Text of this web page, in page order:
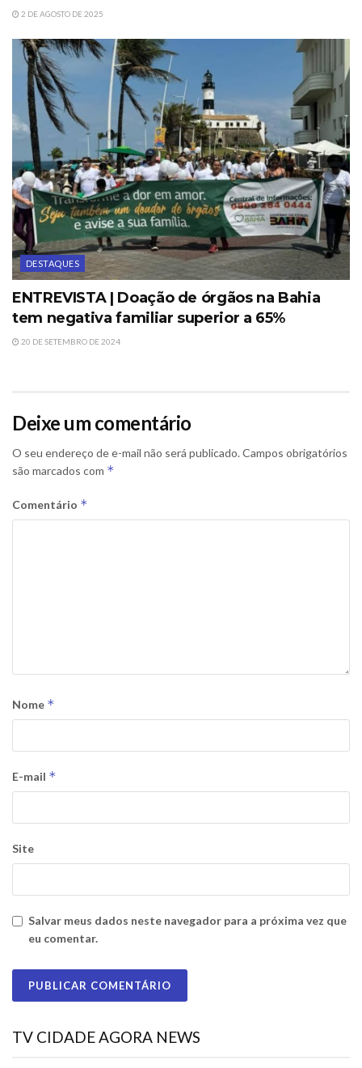
2 DE AGOSTO DE 2025
DESTAQUES
ENTREVISTA | Doação de órgãos na Bahia
tem negativa familiar superior a 65%
20 DE SETEMBRO DE 2024
Deixe um comentário
O seu endereço de e-mail não será publicado.Campos obrigatórios
são marcados com *
Comentário *
Nome *
E-mail *
Site
Salvar meus dados neste navegador para a próxima vez que
eu comentar.
TV CIDADE AGORA NEWS